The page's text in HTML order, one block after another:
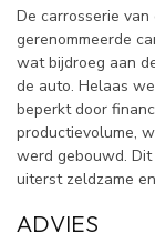
De carrosserie
gerenommeerde
wat bijdroeg aan
de auto. Helaas
beperkt door
productievolume,
werd gebouwd.
uiterst zeldzame
ADVIES